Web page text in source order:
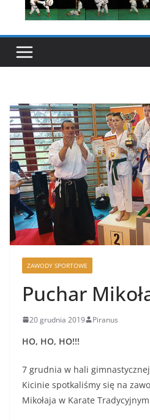
ZAWODY SPORTOWE
Puchar
20 grudnia 2019 Piranus
HO, HO, HO!!!
7 grudnia w hali gimnastycznej
Kicinie spotkaliśmy się na
Mikołaja w Karate